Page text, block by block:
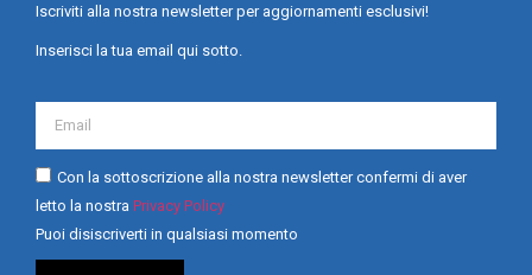
Iscriviti alla nostra newsletter per aggiornamenti esclusivi!
Inserisci la tua email qui sotto.
Con la sottoscrizione alla nostra newsletter confermi di aver
letto la nostra Privacy Policy
Puoi disiscriverti in qualsiasi momento